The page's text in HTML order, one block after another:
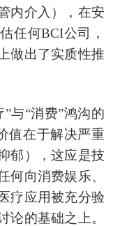
内介入），在安
任何BCI公司，
做出了实质性推
与“消费”鸿沟的
值在于解决严重
郁），这应是技
何向消费娱乐、
疗应用被充分验
论的基础之上。